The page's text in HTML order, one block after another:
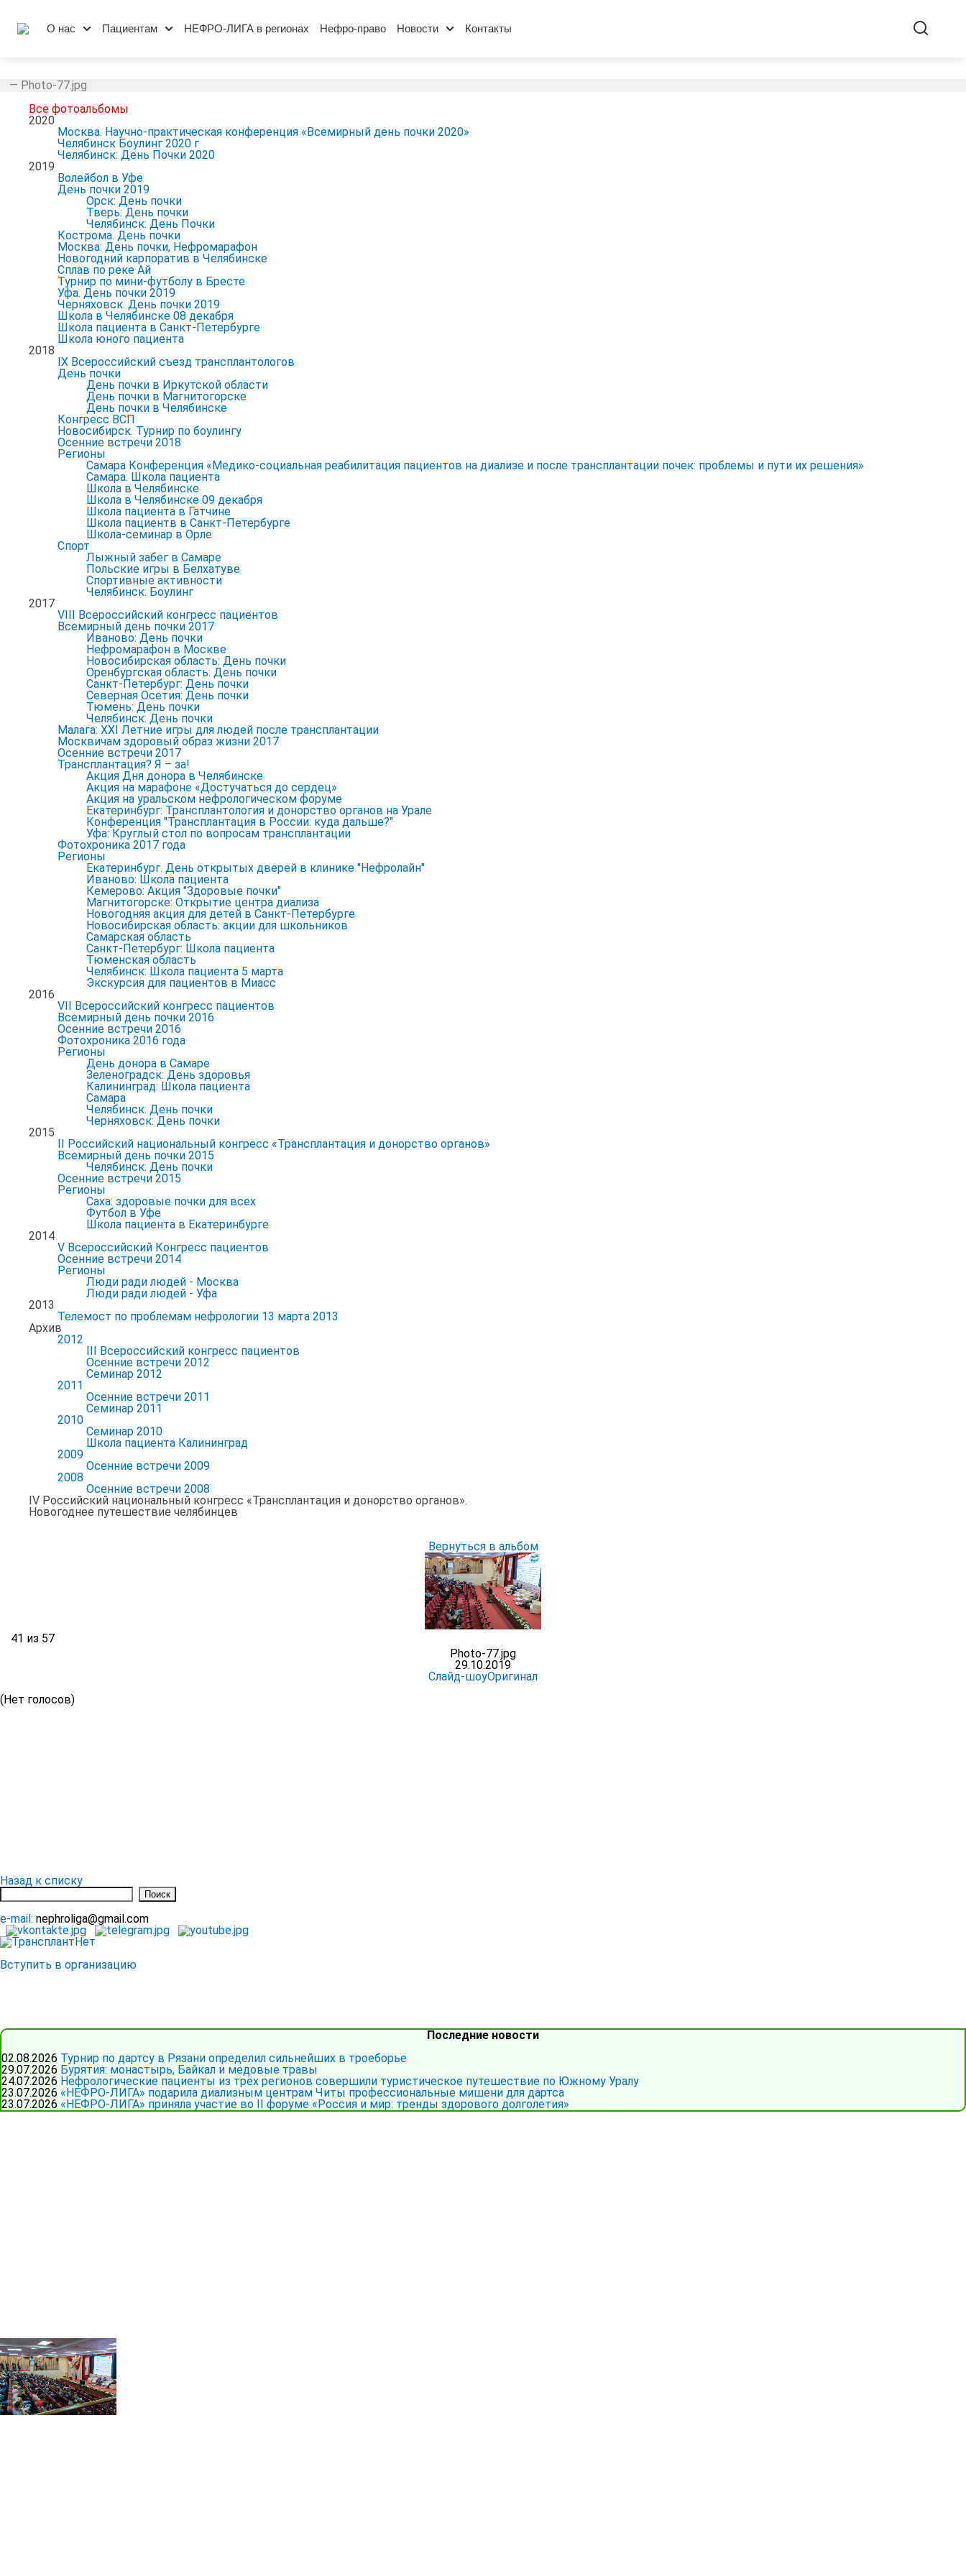
О нас Пациентам НЕФРО-ЛИГА в регионах Нефро-право Новости Контакты
— Photo-77.jpg
Все фотоальбомы
2020
Москва. Научно-практическая конференция «Всемирный день почки 2020»
Челябинск Боулинг 2020 г
Челябинск: День Почки 2020
2019
Волейбол в Уфе
День почки 2019
Орск: День почки
Тверь: День почки
Челябинск: День Почки
Кострома. День почки
Москва: День почки, Нефромарафон
Новогодний карпоратив в Челябинске
Сплав по реке Ай
Турнир по мини-футболу в Бресте
Уфа. День почки 2019
Черняховск. День почки 2019
Школа в Челябинске 08 декабря
Школа пациента в Санкт-Петербурге
Школа юного пациента
2018
IX Всероссийский съезд трансплантологов
День почки
День почки в Иркутской области
День почки в Магнитогорске
День почки в Челябинске
Конгресс ВСП
Новосибирск. Турнир по боулингу
Осенние встречи 2018
Регионы
Самара Конференция «Медико-социальная реабилитация пациентов на диализе и после трансплантации почек: проблемы и пути их решения»
Самара. Школа пациента
Школа в Челябинске
Школа в Челябинске 09 декабря
Школа пациента в Гатчине
Школа пациентв в Санкт-Петербурге
Школа-семинар в Орле
Спорт
Лыжный забег в Самаре
Польские игры в Белхатуве
Спортивные активности
Челябинск: Боулинг
2017
VIII Всероссийский конгресс пациентов
Всемирный день почки 2017
Иваново: День почки
Нефромарафон в Москве
Новосибирская область: День почки
Оренбургская область: День почки
Санкт-Петербург: День почки
Северная Осетия: День почки
Тюмень: День почки
Челябинск: День почки
Малага: XXI Летние игры для людей после трансплантации
Москвичам здоровый образ жизни 2017
Осенние встречи 2017
Трансплантация? Я – за!
Акция Дня донора в Челябинске
Акция на марафоне «Достучаться до сердец»
Акция на уральском нефрологическом форуме
Екатеринбург: Трансплантология и донорство органов на Урале
Конференция "Трансплантация в России: куда дальше?"
Уфа: Круглый стол по вопросам трансплантации
Фотохроника 2017 года
Регионы
Екатеринбург. День открытых дверей в клинике "Нефролайн"
Иваново: Школа пациента
Кемерово: Акция "Здоровые почки"
Магнитогорске: Открытие центра диализа
Новогодняя акция для детей в Санкт-Петербурге
Новосибирская область: акции для школьников
Самарская область
Санкт-Петербург: Школа пациента
Тюменская область
Челябинск: Школа пациента 5 марта
Экскурсия для пациентов в Миасс
2016
VII Всероссийский конгресс пациентов
Всемирный день почки 2016
Осенние встречи 2016
Фотохроника 2016 года
Регионы
День донора в Самаре
Зеленоградск: День здоровья
Калининград: Школа пациента
Самара
Челябинск: День почки
Черняховск: День почки
2015
II Российский национальный конгресс «Трансплантация и донорство органов»
Всемирный день почки 2015
Челябинск: День почки
Осенние встречи 2015
Регионы
Саха: здоровые почки для всех
Футбол в Уфе
Школа пациента в Екатеринбурге
2014
V Всероссийский Конгресс пациентов
Осенние встречи 2014
Регионы
Люди ради людей - Москва
Люди ради людей - Уфа
2013
Телемост по проблемам нефрологии 13 марта 2013
Архив
2012
III Всероссийский конгресс пациентов
Осенние встречи 2012
Семинар 2012
2011
Осенние встречи 2011
Семинар 2011
2010
Семинар 2010
Школа пациента Калининград
2009
Осенние встречи 2009
2008
Осенние встречи 2008
IV Российский национальный конгресс «Трансплантация и донорство органов».
Новогоднее путешествие челябинцев
Вернуться в альбом
41 из 57
Photo-77.jpg
29.10.2019
Слайд-шоуОригинал
(Нет голосов)
Назад к списку
e-mail: nephroliga@gmail.com
Вступить в организацию
Последние новости
02.08.2026 Турнир по дартсу в Рязани определил сильнейших в троеборье
29.07.2026 Бурятия: монастырь, Байкал и медовые травы
24.07.2026 Нефрологические пациенты из трёх регионов совершили туристическое путешествие по Южному Уралу
23.07.2026 «НЕФРО-ЛИГА» подарила диализным центрам Читы профессиональные мишени для дартса
23.07.2026 «НЕФРО-ЛИГА» приняла участие во II форуме «Россия и мир: тренды здорового долголетия»